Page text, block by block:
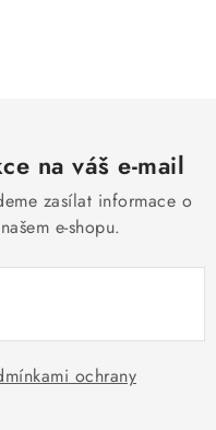
na váš e-mail
zasílat informace o
e-shopu.
ochrany